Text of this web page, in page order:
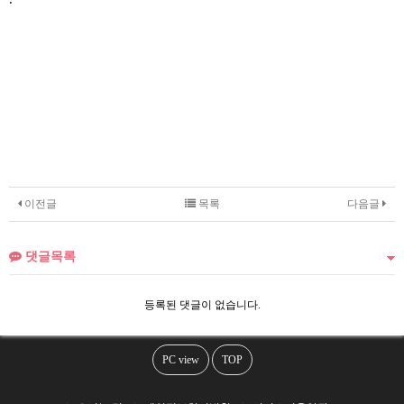
이전글 다음글
목록
댓글목록
등록된 댓글이 없습니다.
PC view TOP